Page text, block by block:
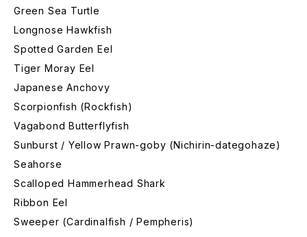
Green Sea Turtle
Longnose Hawkfish
Spotted Garden Eel
Tiger Moray Eel
Japanese Anchovy
Scorpionfish (Rockfish)
Vagabond Butterflyfish
Sunburst / Yellow Prawn-goby (Nichirin-dategohaze)
Seahorse
Scalloped Hammerhead Shark
Ribbon Eel
Sweeper (Cardinalfish / Pempheris)